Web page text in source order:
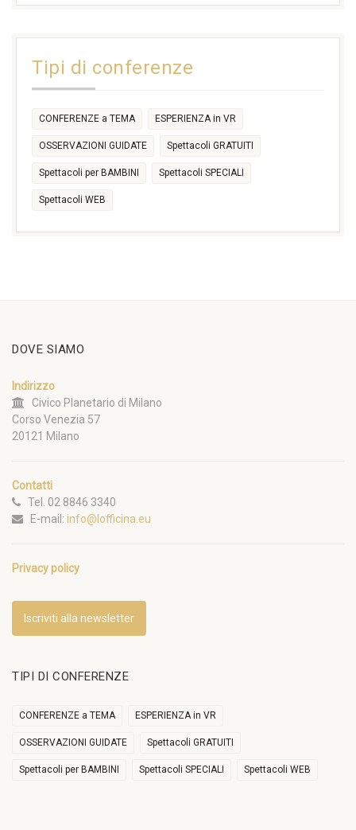
17:30
Tipi di conferenze
CONFERENZE a TEMA ESPERIENZA in VR
OSSERVAZIONI GUIDATE Spettacoli GRATUITI
Spettacoli per BAMBINI Spettacoli SPECIALI
Spettacoli WEB
DOVE SIAMO
Indirizzo
Civico Planetario di Milano
Corso Venezia 57
20121 Milano
Contatti
Tel. 02 8846 3340
E-mail: info@lofficina.eu
Privacy policy
Iscriviti alla newsletter
TIPI DI CONFERENZE
CONFERENZE a TEMA ESPERIENZA in VR
OSSERVAZIONI GUIDATE Spettacoli GRATUITI
Spettacoli per BAMBINI Spettacoli SPECIALI Spettacoli WEB